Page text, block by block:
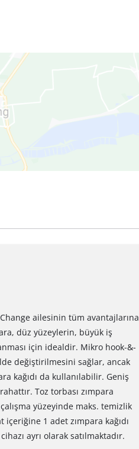
ailesinin tüm avantajlarına
düz yüzeylerin, büyük iş
için idealdir. Mikro hook-&-
değiştirilmesini sağlar, ancak
kağıdı da kullanılabilir. Geniş
Toz torbası zımpara
yüzeyinde maks. temizlik
1 adet zımpara kağıdı
ayrı olarak satılmaktadır.